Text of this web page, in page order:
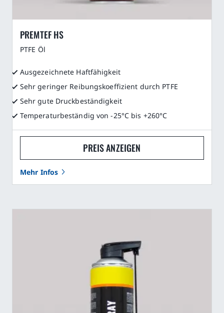
PREMTEF HS
PTFE Öl
Ausgezeichnete Haftfähigkeit
Sehr geringer Reibungskoeffizient durch PTFE
Sehr gute Druckbeständigkeit
Temperaturbeständig von -25°C bis +260°C
PREIS ANZEIGEN
Mehr Infos